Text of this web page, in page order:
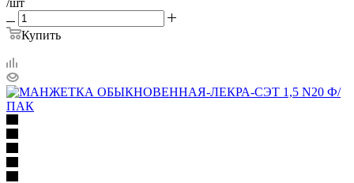
Купить